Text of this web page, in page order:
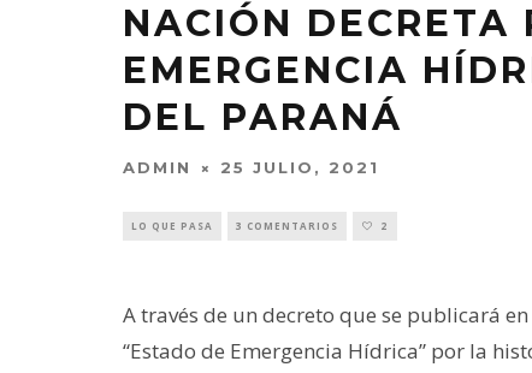
NACIÓN
EMERGENCIA
DEL PARANÁ
ADMIN 25 JULIO, 2021
LO QUE PASA 3 COMENTARIOS 2
A través de un decreto que se publicará
“Estado de Emergencia Hídrica” por la